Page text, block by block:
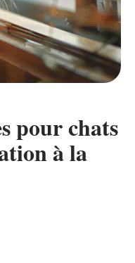
pour chats
à la